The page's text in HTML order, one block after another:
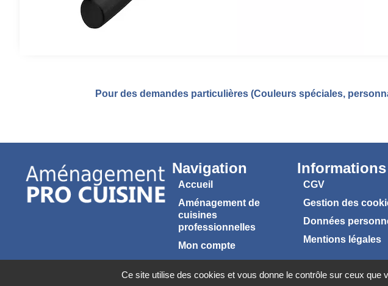
Pour des demandes particulières (Couleurs spéciales,
Navigation
Accueil
Aménagement de
cuisines
professionnelles
Mon compte
CGV
Gestion des
Données
Mentions légales
Ce site utilise des cookies et vous donne le contrôle sur ceux que